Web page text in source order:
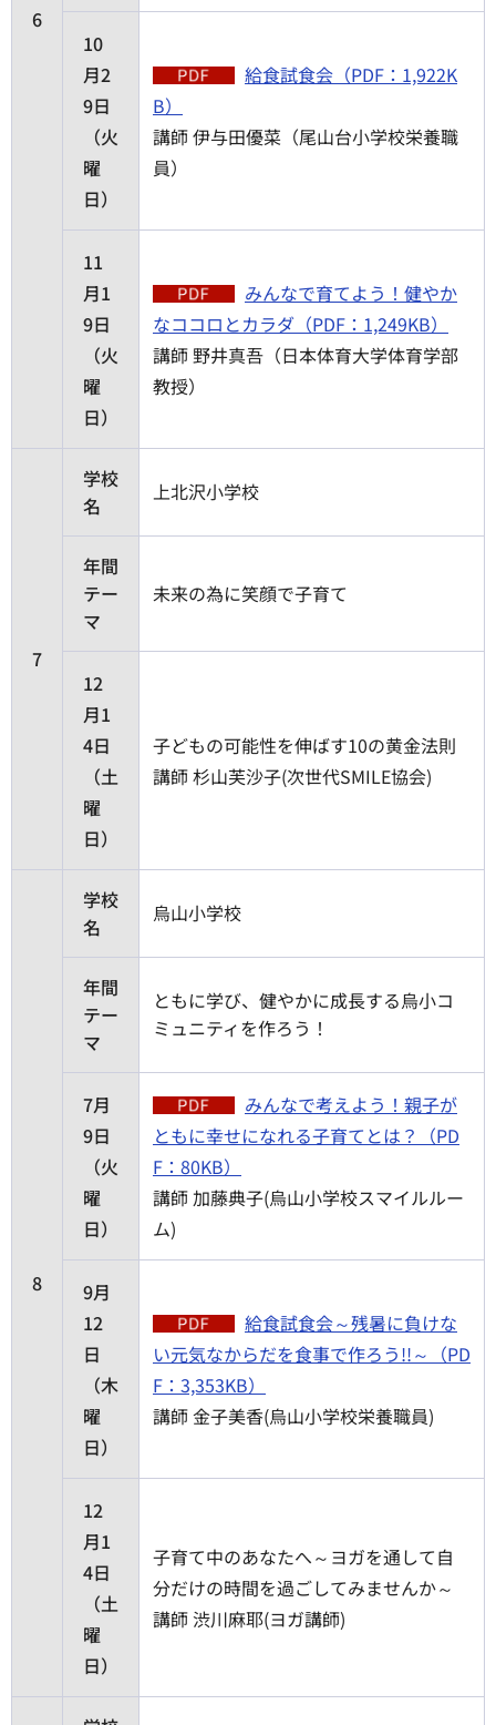
6
10
月2
9日
（火
曜
日）
給食試食会（PDF：1,922K
B）
講師 伊与田優菜（尾山台小学校栄養職
員）
11
月1
9日
（火
曜
日）
みんなで育てよう！健やか
なココロとカラダ（PDF：1,249KB）
講師 野井真吾（日本体育大学体育学部
教授）
7
学校
名
上北沢小学校
年間
テー
マ
未来の為に笑顔で子育て
12
月1
4日
（土
曜
日）
子どもの可能性を伸ばす10の黄金法則
講師 杉山芙沙子(次世代SMILE協会)
8
学校
名
烏山小学校
年間
テー
マ
ともに学び、健やかに成長する烏小コ
ミュニティを作ろう！
7月
9日
（火
曜
日）
みんなで考えよう！親子が
ともに幸せになれる子育てとは？（PD
F：80KB）
講師 加藤典子(烏山小学校スマイルルー
ム)
9月
12
日
（木
曜
日）
給食試食会～残暑に負けな
い元気なからだを食事で作ろう!!～（PD
F：3,353KB）
講師 金子美香(烏山小学校栄養職員)
12
月1
4日
（土
曜
日）
子育て中のあなたへ～ヨガを通して自
分だけの時間を過ごしてみませんか～
講師 渋川麻耶(ヨガ講師)